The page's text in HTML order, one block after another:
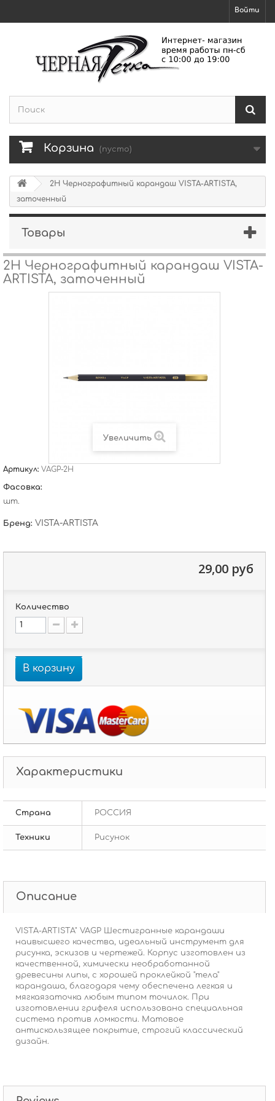
Войти
Корзина (пусто)
2H Чернографитный карандаш VISTA-ARTISTA,
заточенный
Товары
2H Чернографитный карандаш VISTA-
ARTISTA, заточенный
Увеличить
Артикул: VAGP-2H
Фасовка:
шт.
Бренд: VISTA-ARTISTA
29,00 руб
Количество
В корзину
Характеристики
Страна РОССИЯ
Техники Рисунок
Описание
VISTA-ARTISTA" VAGP Шестигранные карандаши
наивысшего качества, идеальный инструмент для
рисунка, эскизов и чертежей. Корпус изготовлен из
качественной, химически необработанной
древесины липы, с хорошей проклейкой "тела"
карандаша, благодаря чему обеспечена легкая и
мягкаязаточка любым типом точилок. При
изготовлении грифеля использована специальная
система против ломкости. Матовое
антискользящее покрытие, строгий классический
дизайн.